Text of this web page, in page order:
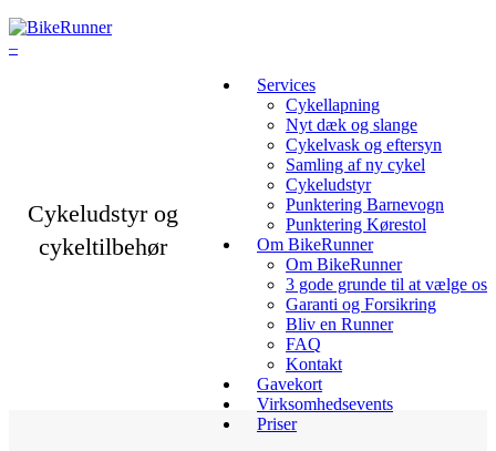
Services
Cykellapning
Nyt dæk og slange
Cykelvask og eftersyn
Samling af ny cykel
Cykeludstyr
Punktering Barnevogn
Punktering Kørestol
Om BikeRunner
Om BikeRunner
3 gode grunde til at vælge os
Garanti og Forsikring
Bliv en Runner
FAQ
Kontakt
Gavekort
Virksomhedsevents
Priser
Cykeludstyr og
cykeltilbehør